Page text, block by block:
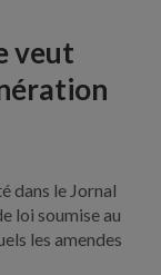
veut
dans le Jornal
loi soumise au
les amendes